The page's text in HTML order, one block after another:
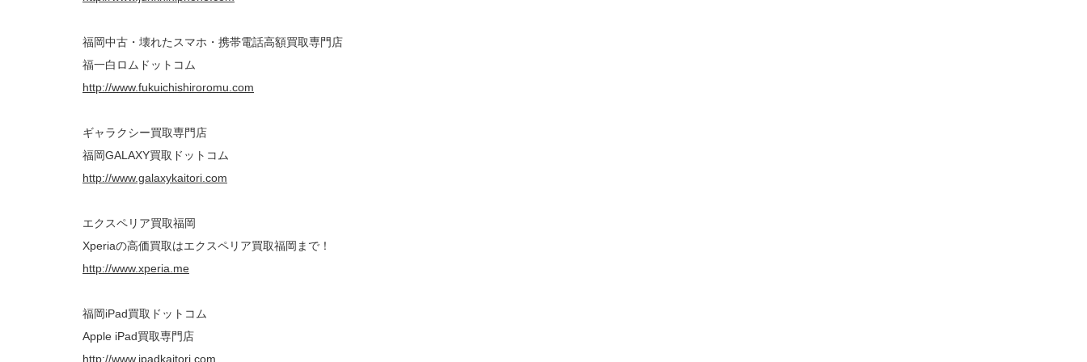
福岡中古・壊れたスマホ・携帯電話高額買取専門店
福一白ロムドットコム
http://www.fukuichishiroromu.com
ギャラクシー買取専門店
福岡GALAXY買取ドットコム
http://www.galaxykaitori.com
エクスペリア買取福岡
Xperiaの高価買取はエクスペリア買取福岡まで！
http://www.xperia.me
福岡iPad買取ドットコム
Apple iPad買取専門店
http://www.ipadkaitori.com